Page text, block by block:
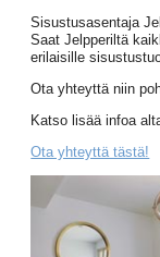
Sisustusasentaja
Saat Jelpperiltä
erilaisille
Ota yhteyttä niin
Katso lisää infoa
Ota yhteyttä tästä!